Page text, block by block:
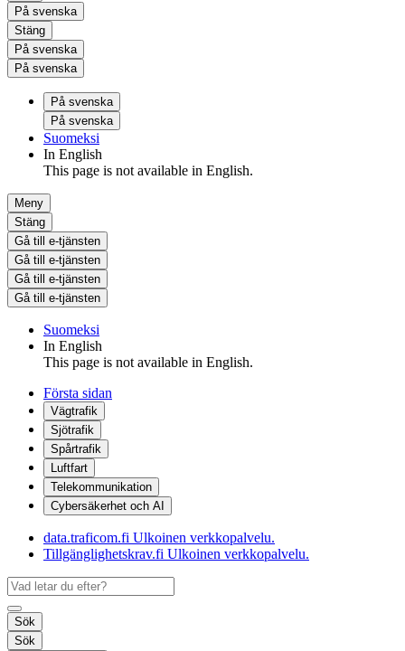
På svenska
Stäng
På svenska
På svenska
På svenska
På svenska
Suomeksi
In English
This page is not available in English.
Meny
Stäng
Gå till e-tjänsten
Gå till e-tjänsten
Gå till e-tjänsten
Gå till e-tjänsten
Suomeksi
In English
This page is not available in English.
Första sidan
Vägtrafik
Sjötrafik
Spårtrafik
Luftfart
Telekommunikation
Cybersäkerhet och AI
data.traficom.fi Ulkoinen verkkopalvelu.
Tillgänglighetskrav.fi Ulkoinen verkkopalvelu.
Sök
Sök